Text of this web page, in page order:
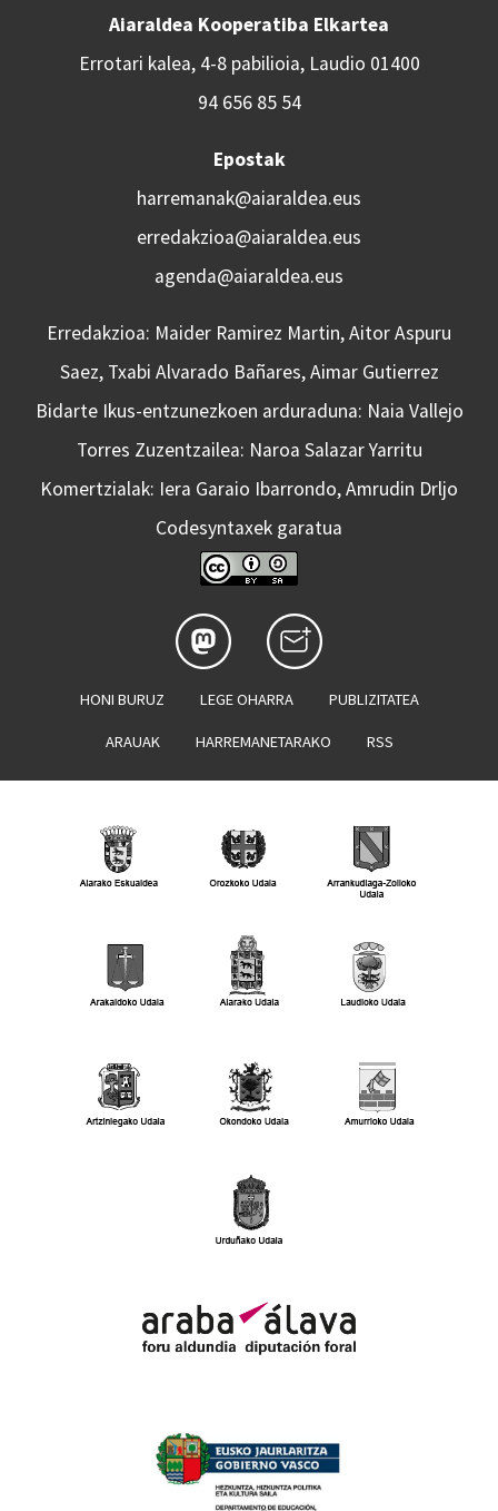
Aiaraldea Kooperatiba Elkartea
Errotari kalea, 4-8 pabilioia, Laudio 01400
94 656 85 54
Epostak
harremanak@aiaraldea.eus
erredakzioa@aiaraldea.eus
agenda@aiaraldea.eus
Erredakzioa: Maider Ramirez Martin, Aitor Aspuru
Saez, Txabi Alvarado Bañares, Aimar Gutierrez
Bidarte Ikus-entzunezkoen arduraduna: Naia Vallejo
Torres Zuzentzailea: Naroa Salazar Yarritu
Komertzialak: Iera Garaio Ibarrondo, Amrudin Drljo
Codesyntaxek garatua
HONI BURUZ LEGE OHARRA PUBLIZITATEA
ARAUAK HARREMANETARAKO RSS